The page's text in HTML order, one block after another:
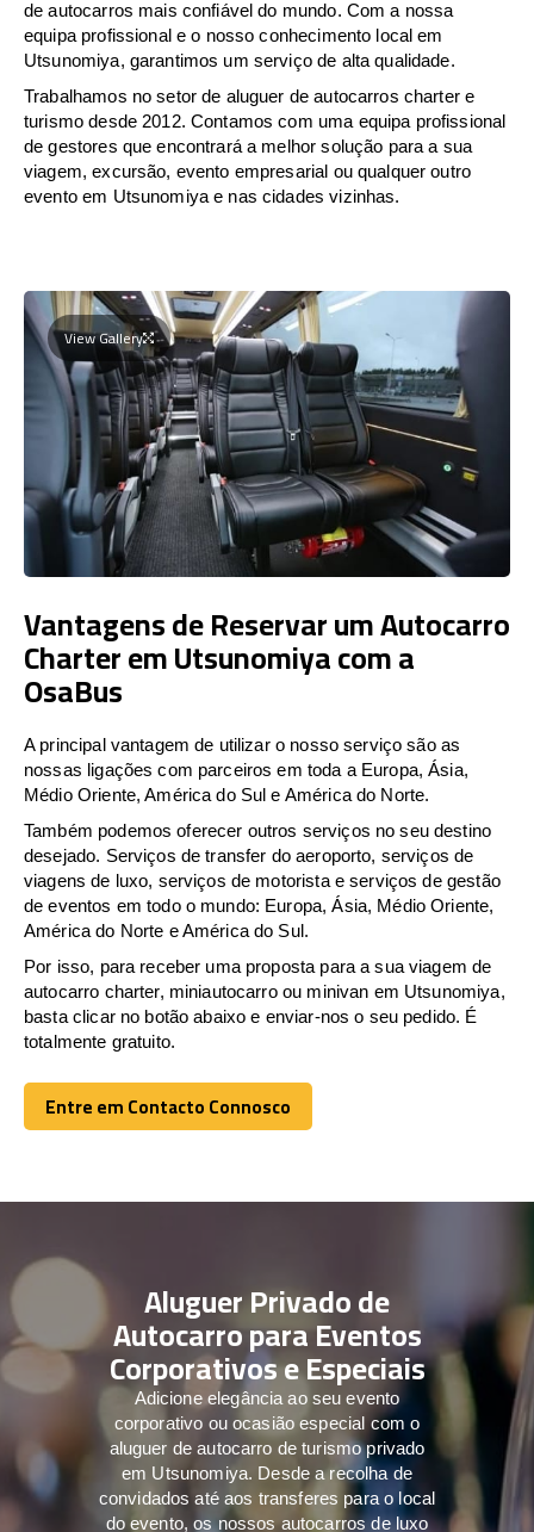
de autocarros mais confiável do mundo. Com a nossa
equipa profissional e o nosso conhecimento local em
Utsunomiya, garantimos um serviço de alta qualidade.
Trabalhamos no setor de aluguer de autocarros charter e
turismo desde 2012. Contamos com uma equipa profissional
de gestores que encontrará a melhor solução para a sua
viagem, excursão, evento empresarial ou qualquer outro
evento em Utsunomiya e nas cidades vizinhas.
View Gallery
Vantagens de Reservar um Autocarro
Charter em Utsunomiya com a
OsaBus
A principal vantagem de utilizar o nosso serviço são as
nossas ligações com parceiros em toda a Europa, Ásia,
Médio Oriente, América do Sul e América do Norte.
Também podemos oferecer outros serviços no seu destino
desejado. Serviços de transfer do aeroporto, serviços de
viagens de luxo, serviços de motorista e serviços de gestão
de eventos em todo o mundo: Europa, Ásia, Médio Oriente,
América do Norte e América do Sul.
Por isso, para receber uma proposta para a sua viagem de
autocarro charter, miniautocarro ou minivan em Utsunomiya,
basta clicar no botão abaixo e enviar-nos o seu pedido. É
totalmente gratuito.
Entre em Contacto Connosco
Entre em Contacto Connosco
Aluguer Privado de
Autocarro para Eventos
Corporativos e Especiais
Adicione elegância ao seu evento
corporativo ou ocasião especial com o
aluguer de autocarro de turismo privado
em Utsunomiya. Desde a recolha de
convidados até aos transferes para o local
do evento, os nossos autocarros de luxo